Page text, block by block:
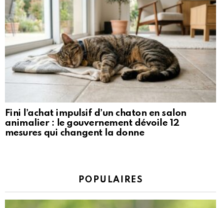
Fini l’achat impulsif d’un chaton en salon
animalier : le gouvernement dévoile 12
mesures qui changent la donne
POPULAIRES